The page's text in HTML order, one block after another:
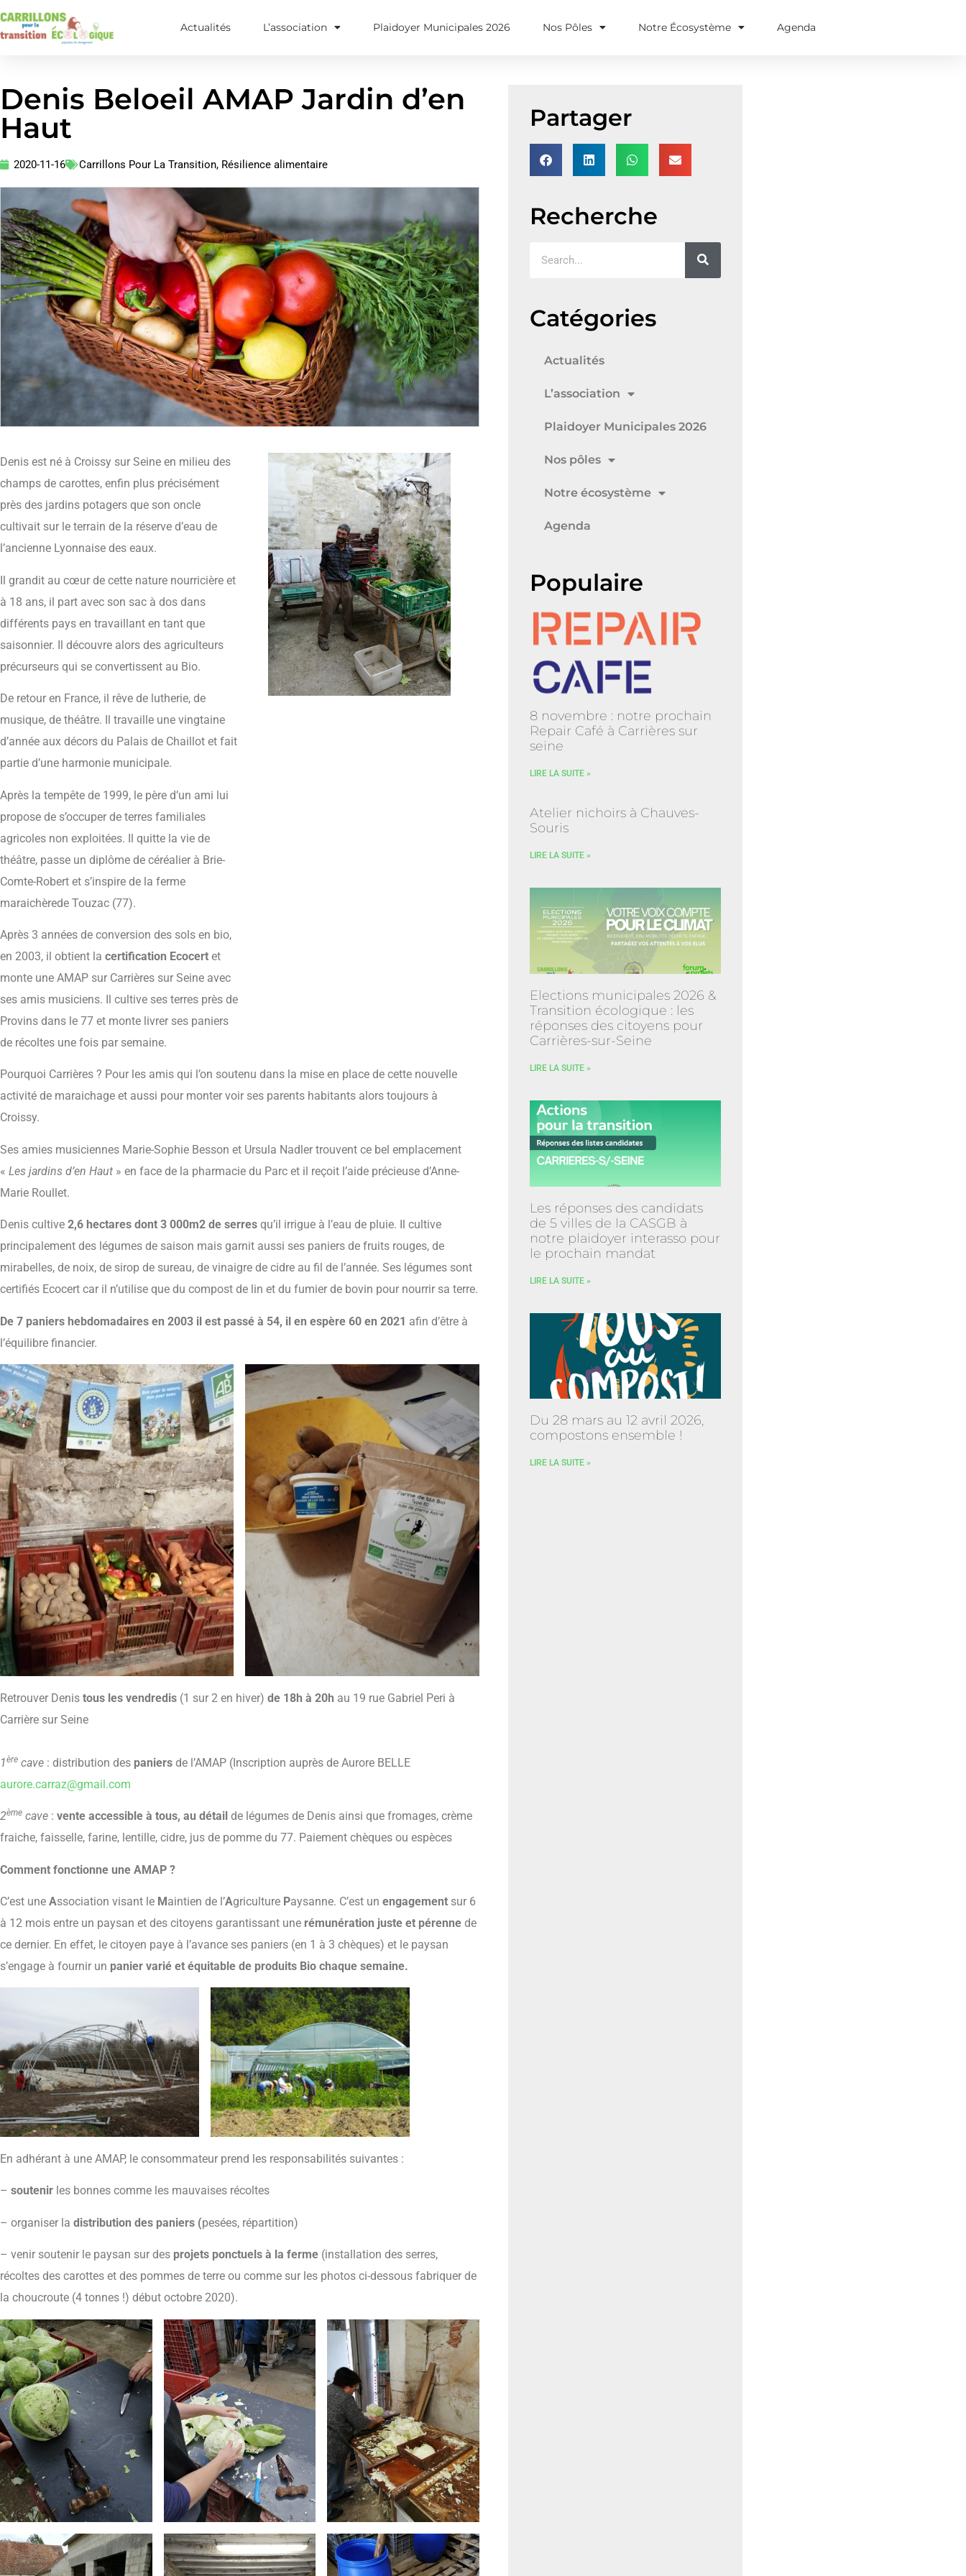
Actualités L’association Plaidoyer Municipales 2026 Nos Pôles Notre Écosystème Agenda
Denis Beloeil AMAP Jardin d’en
Haut
2020-11-16 Carrillons Pour La Transition, Résilience alimentaire
Denis est né à Croissy sur Seine en milieu des
champs de carottes, enfin plus précisément
près des jardins potagers que son oncle
cultivait sur le terrain de la réserve d’eau de
l’ancienne Lyonnaise des eaux.
Il grandit au cœur de cette nature nourricière et
à 18 ans, il part avec son sac à dos dans
différents pays en travaillant en tant que
saisonnier. Il découvre alors des agriculteurs
précurseurs qui se convertissent au Bio.
De retour en France, il rêve de lutherie, de
musique, de théâtre. Il travaille une vingtaine
d’année aux décors du Palais de Chaillot et fait
partie d’une harmonie municipale.
Après la tempête de 1999, le père d’un ami lui
propose de s’occuper de terres familiales
agricoles non exploitées. Il quitte la vie de
théâtre, passe un diplôme de céréalier à Brie-
Comte-Robert et s’inspire de la ferme
maraichèrede Touzac (77).
Après 3 années de conversion des sols en bio,
en 2003, il obtient la certification Ecocert et
monte une AMAP sur Carrières sur Seine avec
ses amis musiciens. Il cultive ses terres près de
Provins dans le 77 et monte livrer ses paniers
de récoltes une fois par semaine.
Pourquoi Carrières ? Pour les amis qui l’on soutenu dans la mise en place de cette nouvelle
activité de maraichage et aussi pour monter voir ses parents habitants alors toujours à
Croissy.
Ses amies musiciennes Marie-Sophie Besson et Ursula Nadler trouvent ce bel emplacement
« Les jardins d’en Haut » en face de la pharmacie du Parc et il reçoit l’aide précieuse d’Anne-
Marie Roullet.
Denis cultive 2,6 hectares dont 3 000m2 de serres qu’il irrigue à l’eau de pluie. Il cultive
principalement des légumes de saison mais garnit aussi ses paniers de fruits rouges, de
mirabelles, de noix, de sirop de sureau, de vinaigre de cidre au fil de l’année. Ses légumes sont
certifiés Ecocert car il n’utilise que du compost de lin et du fumier de bovin pour nourrir sa terre.
De 7 paniers hebdomadaires en 2003 il est passé à 54, il en espère 60 en 2021 afin d’être à
l’équilibre financier.
Retrouver Denis tous les vendredis (1 sur 2 en hiver) de 18h à 20h au 19 rue Gabriel Peri à
Carrière sur Seine
1ère cave : distribution des paniers de l’AMAP (Inscription auprès de Aurore BELLE
aurore.carraz@gmail.com
2ème cave : vente accessible à tous, au détail de légumes de Denis ainsi que fromages, crème
fraiche, faisselle, farine, lentille, cidre, jus de pomme du 77. Paiement chèques ou espèces
Comment fonctionne une AMAP ?
C’est une Association visant le Maintien de l’Agriculture Paysanne. C’est un engagement sur 6
à 12 mois entre un paysan et des citoyens garantissant une rémunération juste et pérenne de
ce dernier. En effet, le citoyen paye à l’avance ses paniers (en 1 à 3 chèques) et le paysan
s’engage à fournir un panier varié et équitable de produits Bio chaque semaine.
En adhérant à une AMAP, le consommateur prend les responsabilités suivantes :
– soutenir les bonnes comme les mauvaises récoltes
– organiser la distribution des paniers (pesées, répartition)
– venir soutenir le paysan sur des projets ponctuels à la ferme (installation des serres,
récoltes des carottes et des pommes de terre ou comme sur les photos ci-dessous fabriquer de
la choucroute (4 tonnes !) début octobre 2020).
Partager
Recherche
Catégories
Actualités
L’association
Plaidoyer Municipales 2026
Nos pôles
Notre écosystème
Agenda
Populaire
8 novembre : notre prochain
Repair Café à Carrières sur
seine
LIRE LA SUITE »
Atelier nichoirs à Chauves-
Souris
LIRE LA SUITE »
Elections municipales 2026 &
Transition écologique : les
réponses des citoyens pour
Carrières-sur-Seine
LIRE LA SUITE »
Les réponses des candidats
de 5 villes de la CASGB à
notre plaidoyer interasso pour
le prochain mandat
LIRE LA SUITE »
Du 28 mars au 12 avril 2026,
compostons ensemble !
LIRE LA SUITE »